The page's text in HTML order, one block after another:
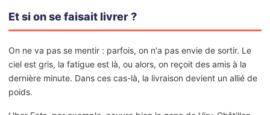
Et si on se faisait livrer ?
On ne va pas se mentir : parfois, on n'a pas envie de sortir. Le
ciel est gris, la fatigue est là, ou alors, on reçoit des amis à la
dernière minute. Dans ces cas-là, la livraison devient un allié de
poids.